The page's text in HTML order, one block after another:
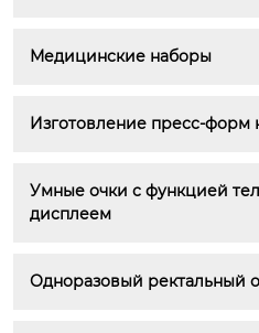
Медицинские наборы
Изготовление пресс-форм
Умные очки с функцией
дисплеем
Одноразовый ректальный